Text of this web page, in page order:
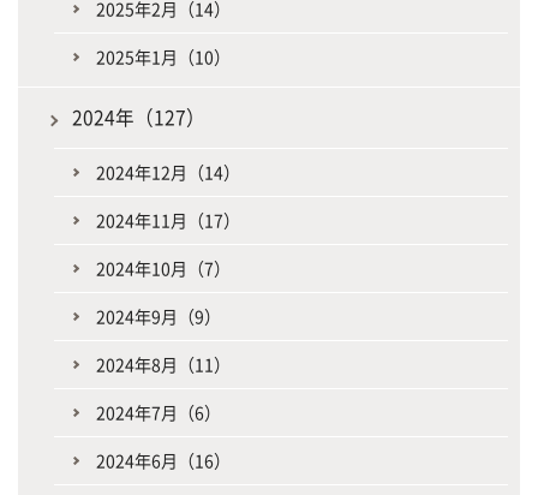
2025年2月（14）
2025年1月（10）
2024年（127）
2024年12月（14）
2024年11月（17）
2024年10月（7）
2024年9月（9）
2024年8月（11）
2024年7月（6）
2024年6月（16）